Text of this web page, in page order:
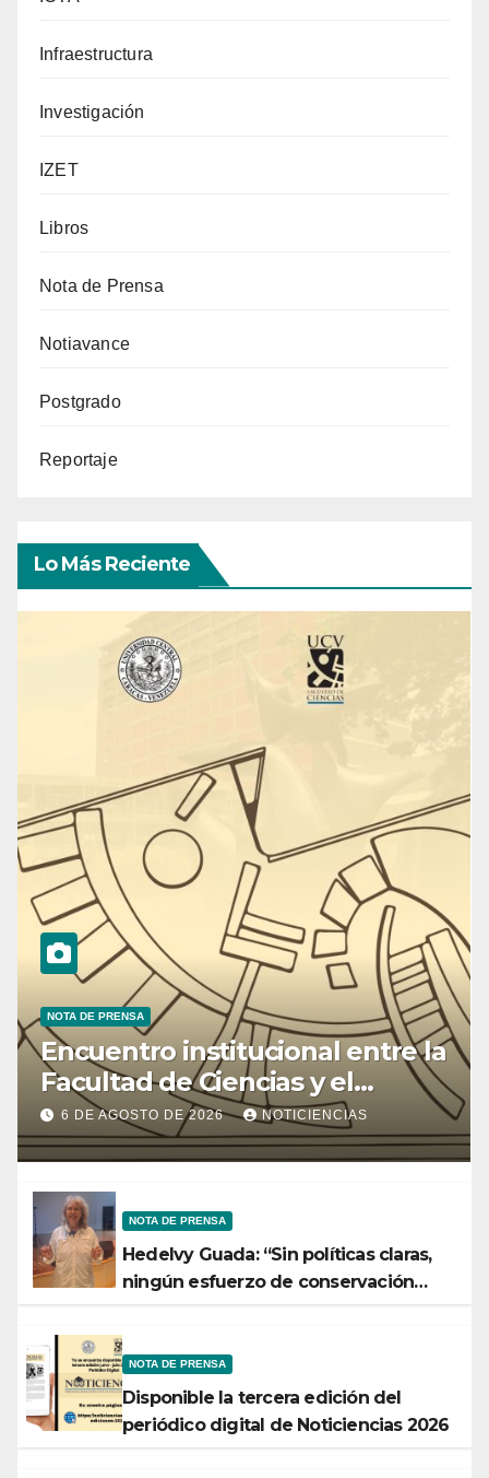
Infraestructura
Investigación
IZET
Libros
Nota de Prensa
Notiavance
Postgrado
Reportaje
Lo Más Reciente
NOTA DE PRENSA
Encuentro institucional entre la
Facultad de Ciencias y el
Ministerio de Ciencia y
Tecnología
6 DE AGOSTO DE 2026 NOTICIENCIAS
NOTA DE PRENSA
Hedelvy Guada: “Sin políticas claras,
ningún esfuerzo de conservación
NOTA DE PRENSA
Disponible la tercera edición del
periódico digital de Noticiencias 2026